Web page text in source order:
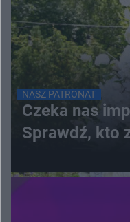
NASZ PATRONAT
Czeka nas
Sprawdź, kto